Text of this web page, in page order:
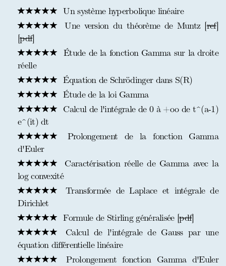
Un système hyperbolique linéaire
Une version du théorème de Muntz [ref]
[pdf]
Étude de la fonction Gamma sur la droite
réelle
Équation de Schrödinger dans S(R)
Étude de la loi Gamma
Calcul de l'intégrale de 0 à +oo de t^(a-1)
e^(it) dt
Prolongement de la fonction Gamma
d'Euler
Caractérisation réelle de Gamma avec la
log convexité
Transformée de Laplace et intégrale de
Dirichlet
Formule de Stirling généralisée [pdf]
Calcul de l'intégrale de Gauss par une
équation différentielle linéaire
Prolongement fonction Gamma d'Euler